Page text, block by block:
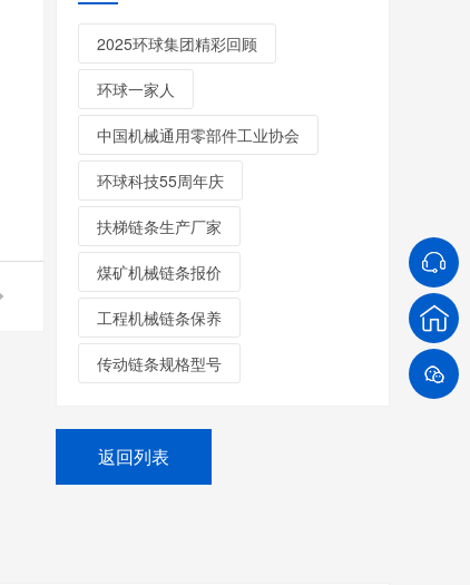
2025环球集团精彩回顾
环球一家人
中国机械通用零部件工业协会
环球科技55周年庆
扶梯链条生产厂家
煤矿机械链条报价
工程机械链条保养
传动链条规格型号
返回列表